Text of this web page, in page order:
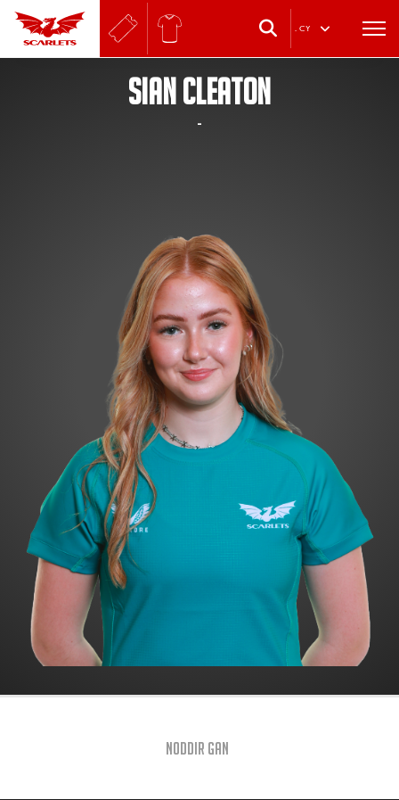
. CY
SIAN CLEATON
-
Noddir gan